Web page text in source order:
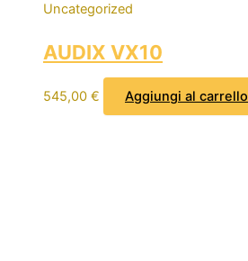
Uncategorized
AUDIX VX10
545,00 € Aggiungi al carrello